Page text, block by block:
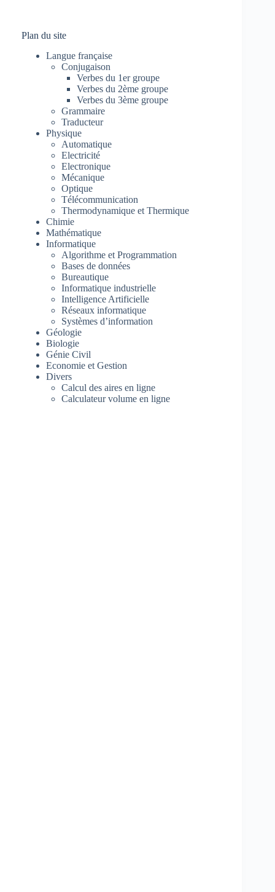
Plan du site
Langue française
Conjugaison
Verbes du 1er groupe
Verbes du 2ème groupe
Verbes du 3ème groupe
Grammaire
Traducteur
Physique
Automatique
Electricité
Electronique
Mécanique
Optique
Télécommunication
Thermodynamique et Thermique
Chimie
Mathématique
Informatique
Algorithme et Programmation
Bases de données
Bureautique
Informatique industrielle
Intelligence Artificielle
Réseaux informatique
Systèmes d’information
Géologie
Biologie
Génie Civil
Economie et Gestion
Divers
Calcul des aires en ligne
Calculateur volume en ligne